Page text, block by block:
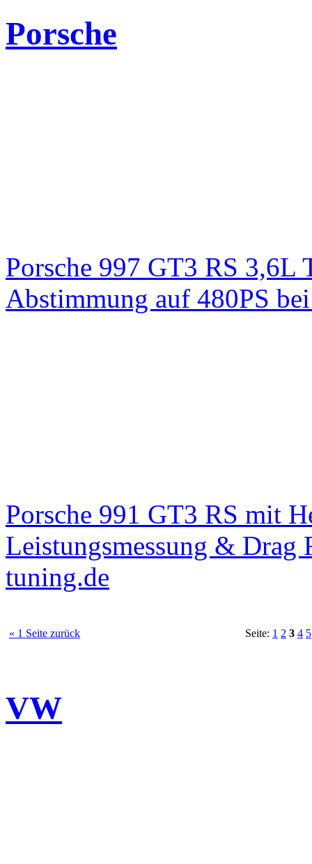
Porsche
Porsche 997 GT3 RS
Abstimmung auf 480PS
Porsche 991 GT3 RS mit
Leistungsmessung & Drag
tuning.de
« 1 Seite zurück Seite: 1 2 3 4 5
VW